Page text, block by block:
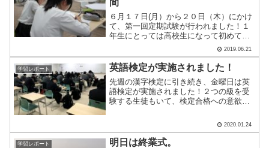
６月１７日(月）から２０日（木）にかけ
て、第一回定期試験が行われました！１
年生にとっては高校生になって初めての
定期試験。３年生にとっては入試に関わ
る成績を決める大切な試験となります。
本日（２１日）から続々と試験返却が始
まりました！結果はどう.....
2019.06.21
学習レポート 英語検定が実施されました！
先週の漢字検定に引き続き、金曜日は英
語検定が実施されました！２つの級を受
験する生徒もいて、検定合格への意欲の
子です！国連などのデータによると、英
語を話せる人は世界に１５億人いるそう
です。英語が話せることで.....
2020.01.24
学習レポート 明日は終業式。